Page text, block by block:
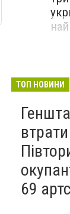
ТОП НОВИНИ
69